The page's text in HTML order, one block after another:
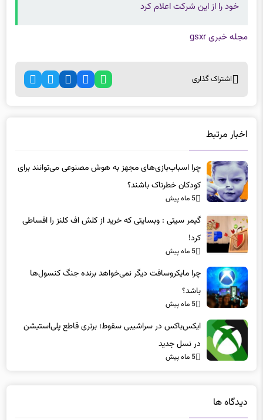
خود را از این شرکت اعلام کرد
مجله خبری gsxr
اشتراک گذاری
اخبار مرتبط
چرا اسباب‌بازی‌های مجهز به هوش مصنوعی می‌توانند برای
کودکان خطرناک باشند؟
5 ماه پیش
گیمر سیتی : وبسایتی که خرید از کلش اف کلنز را اقساطی
کرد!
5 ماه پیش
چرا مایکروسافت دیگر نمی‌خواهد برنده جنگ کنسول‌ها
باشد؟
5 ماه پیش
ایکس‌باکس در سراشیبی سقوط؛ برتری قاطع پلی‌استیشن
در نسل جدید
5 ماه پیش
دیدگاه ها